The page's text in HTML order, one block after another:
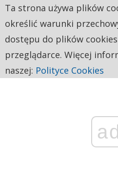
Ta strona używa plików
określić warunki
dostępu do plików
przeglądarce. Więcej
naszej: Polityce Cookies